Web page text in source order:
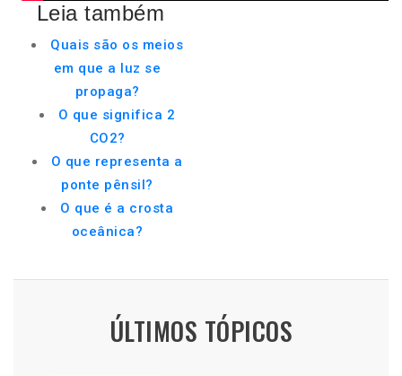
Leia também
Quais são os meios
em que a luz se
propaga?
O que significa 2
CO2?
O que representa a
ponte pênsil?
O que é a crosta
oceânica?
ÚLTIMOS TÓPICOS